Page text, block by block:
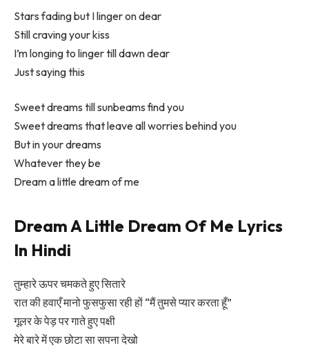
Stars fading but I linger on dear
Still craving your kiss
I’m longing to linger till dawn dear
Just saying this
Sweet dreams till sunbeams find you
Sweet dreams that leave all worries behind you
But in your dreams
Whatever they be
Dream a little dream of me
Dream A Little Dream Of Me Lyrics
In Hindi
तुम्हारे ऊपर चमकते हुए सितारे
रात की हवाएँ मानो फुसफुसा रही हों “मैं तुमसे प्यार करता हूँ”
गूलर के पेड़ पर गाते हुए पक्षी
मेरे बारे में एक छोटा सा सपना देखो